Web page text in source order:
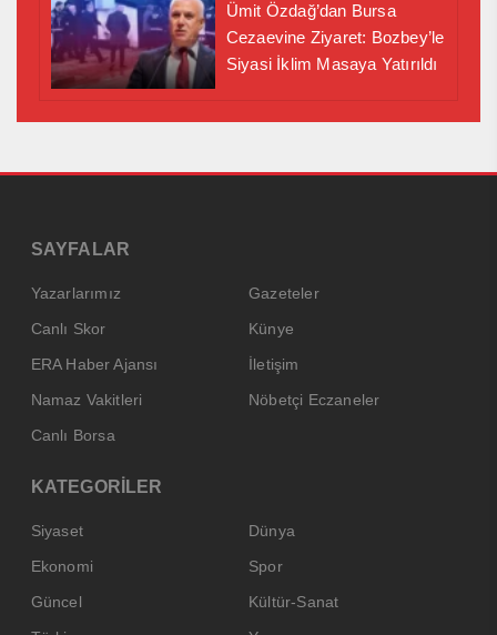
Ümit Özdağ’dan Bursa
Cezaevine Ziyaret: Bozbey’le
Siyasi İklim Masaya Yatırıldı
SAYFALAR
Yazarlarımız
Gazeteler
Canlı Skor
Künye
ERA Haber Ajansı
İletişim
Namaz Vakitleri
Nöbetçi Eczaneler
Canlı Borsa
KATEGORİLER
Siyaset
Dünya
Ekonomi
Spor
Güncel
Kültür-Sanat